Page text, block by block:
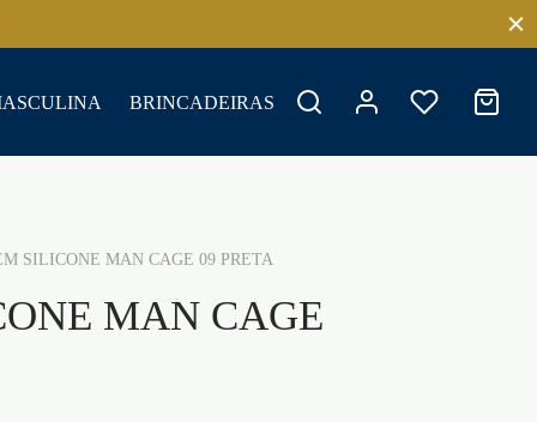
BRINCADEIRAS
SILICONE MAN CAGE 09 PRETA
MAN CAGE